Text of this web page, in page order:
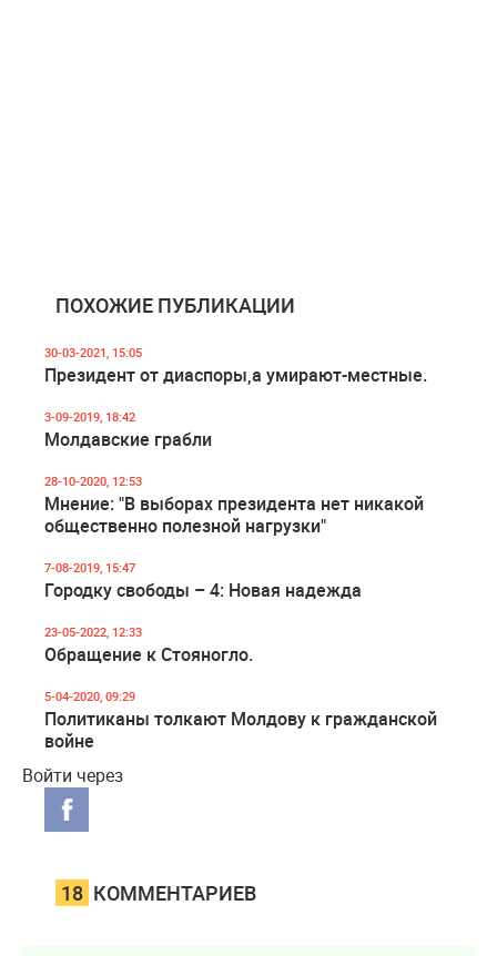
ПОХОЖИЕ ПУБЛИКАЦИИ
30-03-2021, 15:05
Президент от диаспоры,а умирают-местные.
3-09-2019, 18:42
Молдавские грабли
28-10-2020, 12:53
Мнение: "В выборах президента нет никакой
общественно полезной нагрузки"
7-08-2019, 15:47
Городку свободы – 4: Новая надежда
23-05-2022, 12:33
Обращение к Стояногло.
5-04-2020, 09:29
Политиканы толкают Молдову к гражданской
войне
Войти через
18 КОММЕНТАРИЕВ